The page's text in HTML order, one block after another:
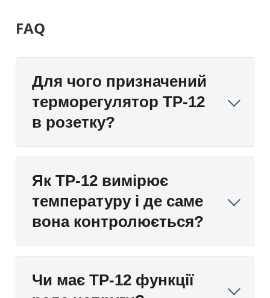
FAQ
Для чого призначений
терморегулятор ТР-12
в розетку?
Як ТР-12 вимірює
температуру і де саме
вона контролюється?
Чи має ТР-12 функції